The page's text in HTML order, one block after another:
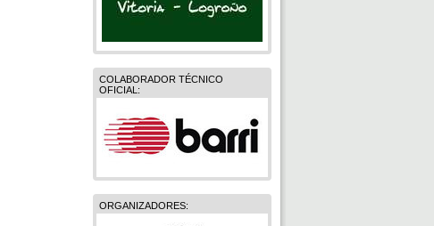
COLABORADOR TÉCNICO
OFICIAL:
ORGANIZADORES: